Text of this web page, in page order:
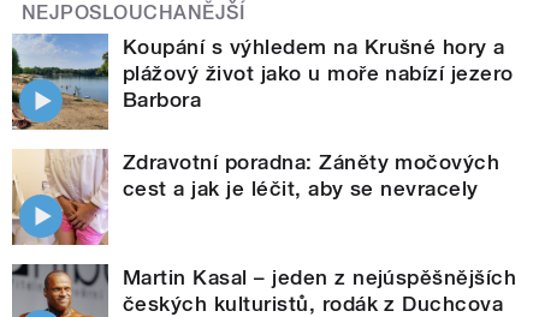
NEJPOSLOUCHANĚJŠÍ
Koupání s výhledem na Krušné hory a
plážový život jako u moře nabízí jezero
Barbora
Zdravotní poradna: Záněty močových
cest a jak je léčit, aby se nevracely
Martin Kasal – jeden z nejúspěšnějších
českých kulturistů, rodák z Duchcova